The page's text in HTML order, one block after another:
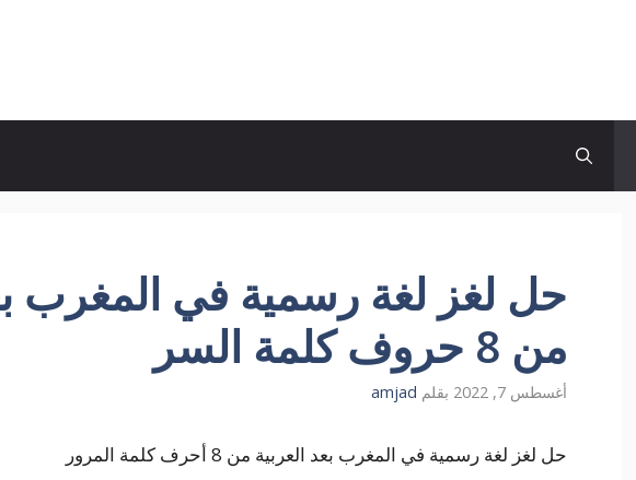
حل لغز لغة رسمية في المغرب
من 8 حروف كلمة السر
أغسطس 7, 2022 بقلم amjad
حل لغز لغة رسمية في المغرب بعد العربية من 8 أحرف كلمة المرور